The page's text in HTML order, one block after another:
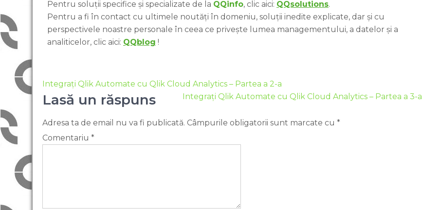
Pentru soluții specifice și specializate de la QQinfo, clic aici: QQsolutions.
Pentru a fi în contact cu ultimele noutăți în domeniu, soluții inedite explicate, dar și cu
perspectivele noastre personale în ceea ce privește lumea managementului, a datelor și a
analiticelor, clic aici: QQblog !
Integrați Qlik Automate cu Qlik Cloud Analytics – Partea a 2-a
Integrați Qlik Automate cu Qlik Cloud Analytics – Partea a 3-a
Lasă un răspuns
Adresa ta de email nu va fi publicată. Câmpurile obligatorii sunt marcate cu *
Comentariu *